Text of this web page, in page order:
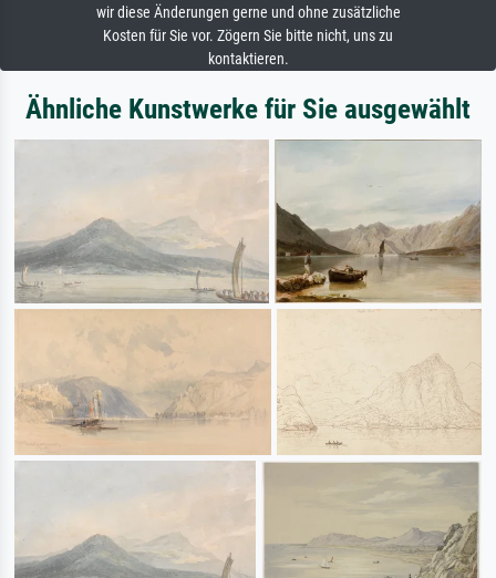
wir diese Änderungen gerne und ohne zusätzliche
Kosten für Sie vor. Zögern Sie bitte nicht, uns zu
kontaktieren.
Ähnliche Kunstwerke für Sie ausgewählt